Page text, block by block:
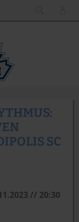
SC
// 20:30